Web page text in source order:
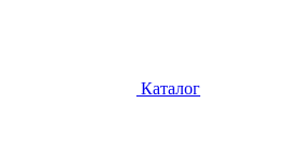
Каталог